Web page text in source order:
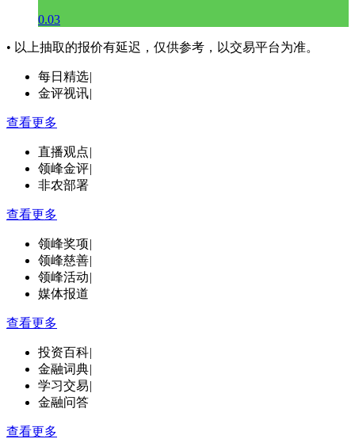
0.03
• 以上抽取的报价有延迟，仅供参考，以交易平台为准。
每日精选|
金评视讯|
查看更多
直播观点|
领峰金评|
非农部署
查看更多
领峰奖项|
领峰慈善|
领峰活动|
媒体报道
查看更多
投资百科|
金融词典|
学习交易|
金融问答
查看更多